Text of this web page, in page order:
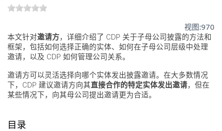
视图:970
本文针对邀请方，详细介绍了 CDP 关于子母公司披露的方法和
框架，包括如何选择正确的实体、如何在子母公司层级中处理
邀请，以及 CDP 如何管理公司关系。
邀请方可以灵活选择向哪个实体发出披露邀请。在大多数情况
下，CDP 建议邀请方向其直接合作的特定实体发出邀请，但在
某些情况下，向其母公司提出邀请更为合适。
目录